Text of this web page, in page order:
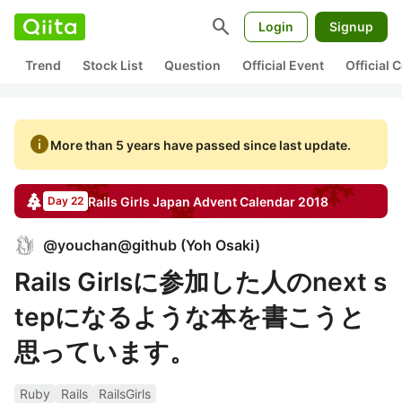
search Login Signup
Trend Stock List Question Official Event Official
infoMore than 5 years have passed since last update.
Day 22 Rails Girls Japan Advent Calendar 2018
@youchan@github (Yoh Osaki)
Rails Girlsに参加した人のnext s
tepになるような本を書こうと
思っています。
Ruby Rails
RailsGirls